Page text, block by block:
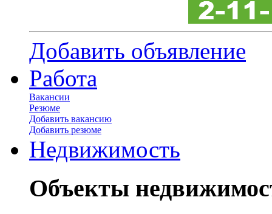
Добавить объявление
Работа
Вакансии
Резюме
Добавить вакансию
Добавить резюме
Недвижимость
Объекты